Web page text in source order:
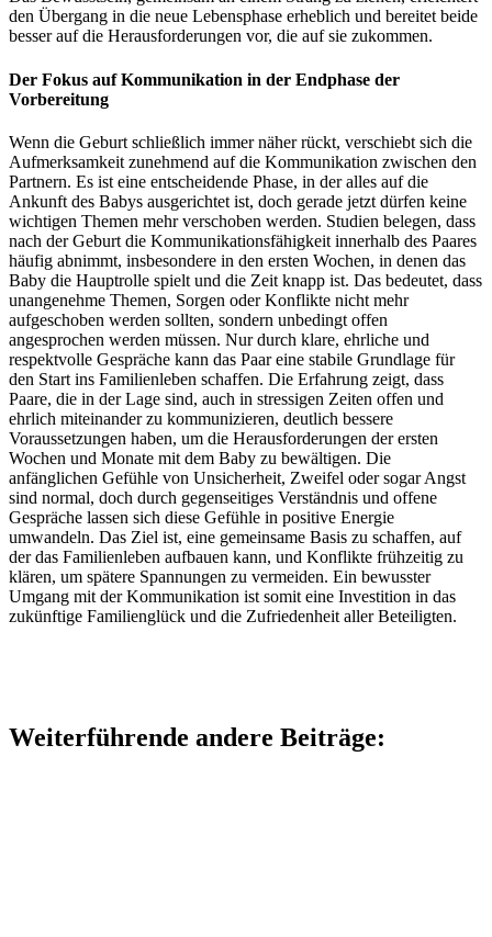
den Übergang in die neue Lebensphase erheblich und bereitet beide
besser auf die Herausforderungen vor, die auf sie zukommen.
Der Fokus auf Kommunikation in der Endphase der
Vorbereitung
Wenn die Geburt schließlich immer näher rückt, verschiebt sich die
Aufmerksamkeit zunehmend auf die Kommunikation zwischen den
Partnern. Es ist eine entscheidende Phase, in der alles auf die
Ankunft des Babys ausgerichtet ist, doch gerade jetzt dürfen keine
wichtigen Themen mehr verschoben werden. Studien belegen, dass
nach der Geburt die Kommunikationsfähigkeit innerhalb des Paares
häufig abnimmt, insbesondere in den ersten Wochen, in denen das
Baby die Hauptrolle spielt und die Zeit knapp ist. Das bedeutet, dass
unangenehme Themen, Sorgen oder Konflikte nicht mehr
aufgeschoben werden sollten, sondern unbedingt offen
angesprochen werden müssen. Nur durch klare, ehrliche und
respektvolle Gespräche kann das Paar eine stabile Grundlage für
den Start ins Familienleben schaffen. Die Erfahrung zeigt, dass
Paare, die in der Lage sind, auch in stressigen Zeiten offen und
ehrlich miteinander zu kommunizieren, deutlich bessere
Voraussetzungen haben, um die Herausforderungen der ersten
Wochen und Monate mit dem Baby zu bewältigen. Die
anfänglichen Gefühle von Unsicherheit, Zweifel oder sogar Angst
sind normal, doch durch gegenseitiges Verständnis und offene
Gespräche lassen sich diese Gefühle in positive Energie
umwandeln. Das Ziel ist, eine gemeinsame Basis zu schaffen, auf
der das Familienleben aufbauen kann, und Konflikte frühzeitig zu
klären, um spätere Spannungen zu vermeiden. Ein bewusster
Umgang mit der Kommunikation ist somit eine Investition in das
zukünftige Familienglück und die Zufriedenheit aller Beteiligten.
Weiterführende andere Beiträge: